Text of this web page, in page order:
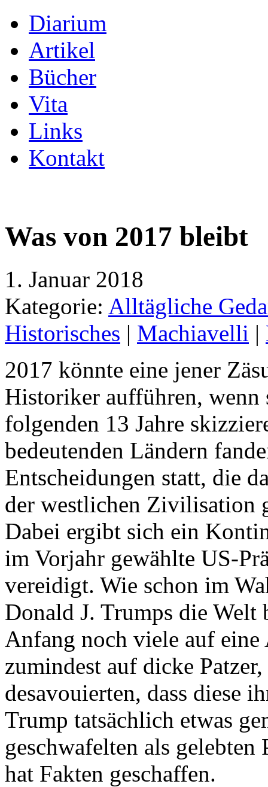
Diarium
Artikel
Bücher
Vita
Links
Kontakt
Was von 2017 bleibt
1. Januar 2018
Kategorie: Alltägliche
Historisches | Machiavelli |
2017 könnte eine jener
Historiker aufführen,
folgenden 13 Jahre
bedeutenden Ländern
Entscheidungen statt, die
der westlichen Zivilisation
Dabei ergibt sich ein
im Vorjahr gewählte US-
vereidigt. Wie schon im
Donald J. Trumps die Welt
Anfang noch viele auf eine
zumindest auf dicke
desavouierten, dass diese
Trump tatsächlich etwas
geschwafelten als
hat Fakten geschaffen.